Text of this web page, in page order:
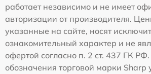
работает независимо и не имеет
авторизации от производителя.
указанные на сайте, носят
ознакомительный характер и не
офертой согласно п. 2 ст. 437 ГК
обозначения торговой марки Sharp